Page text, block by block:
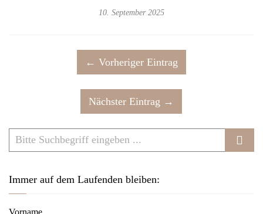
10. September 2025
← Vorheriger Eintrag
Nächster Eintrag →
Immer auf dem Laufenden bleiben:
Vorname